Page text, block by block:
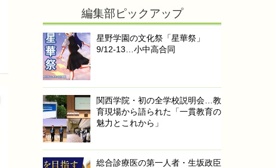
編集部ピックアップ
星野学園の文化祭「星華祭」
9/12-13…小中高合同
関西学院・初の全学校説明会…教
育現場から語られた「一貫教育の
魅力とこれから」
総合診療医の第一人者・生坂政臣